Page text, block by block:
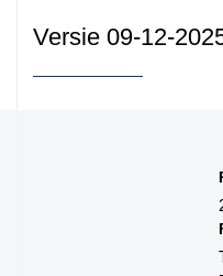
Versie 09-12-